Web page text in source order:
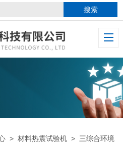
>材料热震试验机 > 三综合环境